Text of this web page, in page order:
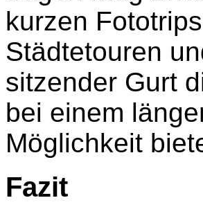
kurzen
Städtetouren
sitzender Gurt
bei einem
Möglichkeit
Fazit